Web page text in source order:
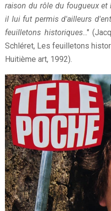
raison du rôle du fougueux et
il lui fut permis d'ailleurs
feuilletons historiques..."
Schléret, Les feuilletons
Huitième art, 1992).